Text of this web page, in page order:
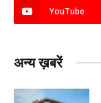
YouTube
अन्य ख़बरें